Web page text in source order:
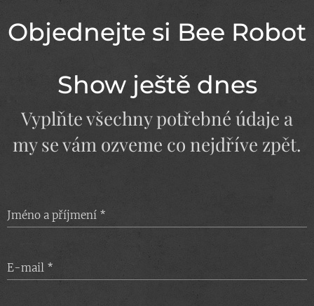
Objednejte si Bee Robot
Show ještě dnes
Vyplňte všechny potřebné údaje a
my se vám ozveme co nejdříve zpět.
Jméno a příjmení
E-mail